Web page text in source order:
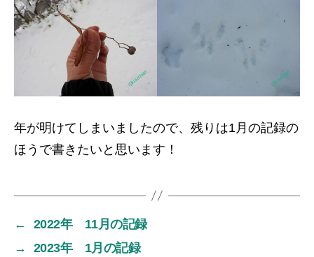
年が明けてしまいましたので、残りは1月の記録の
ほうで書きたいと思います！
←
2022年 11月の記録
→
2023年 1月の記録